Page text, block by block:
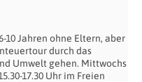
10 Jahren ohne Eltern, aber
durch das
Umwelt gehen. Mittwochs
17.30 Uhr im Freien